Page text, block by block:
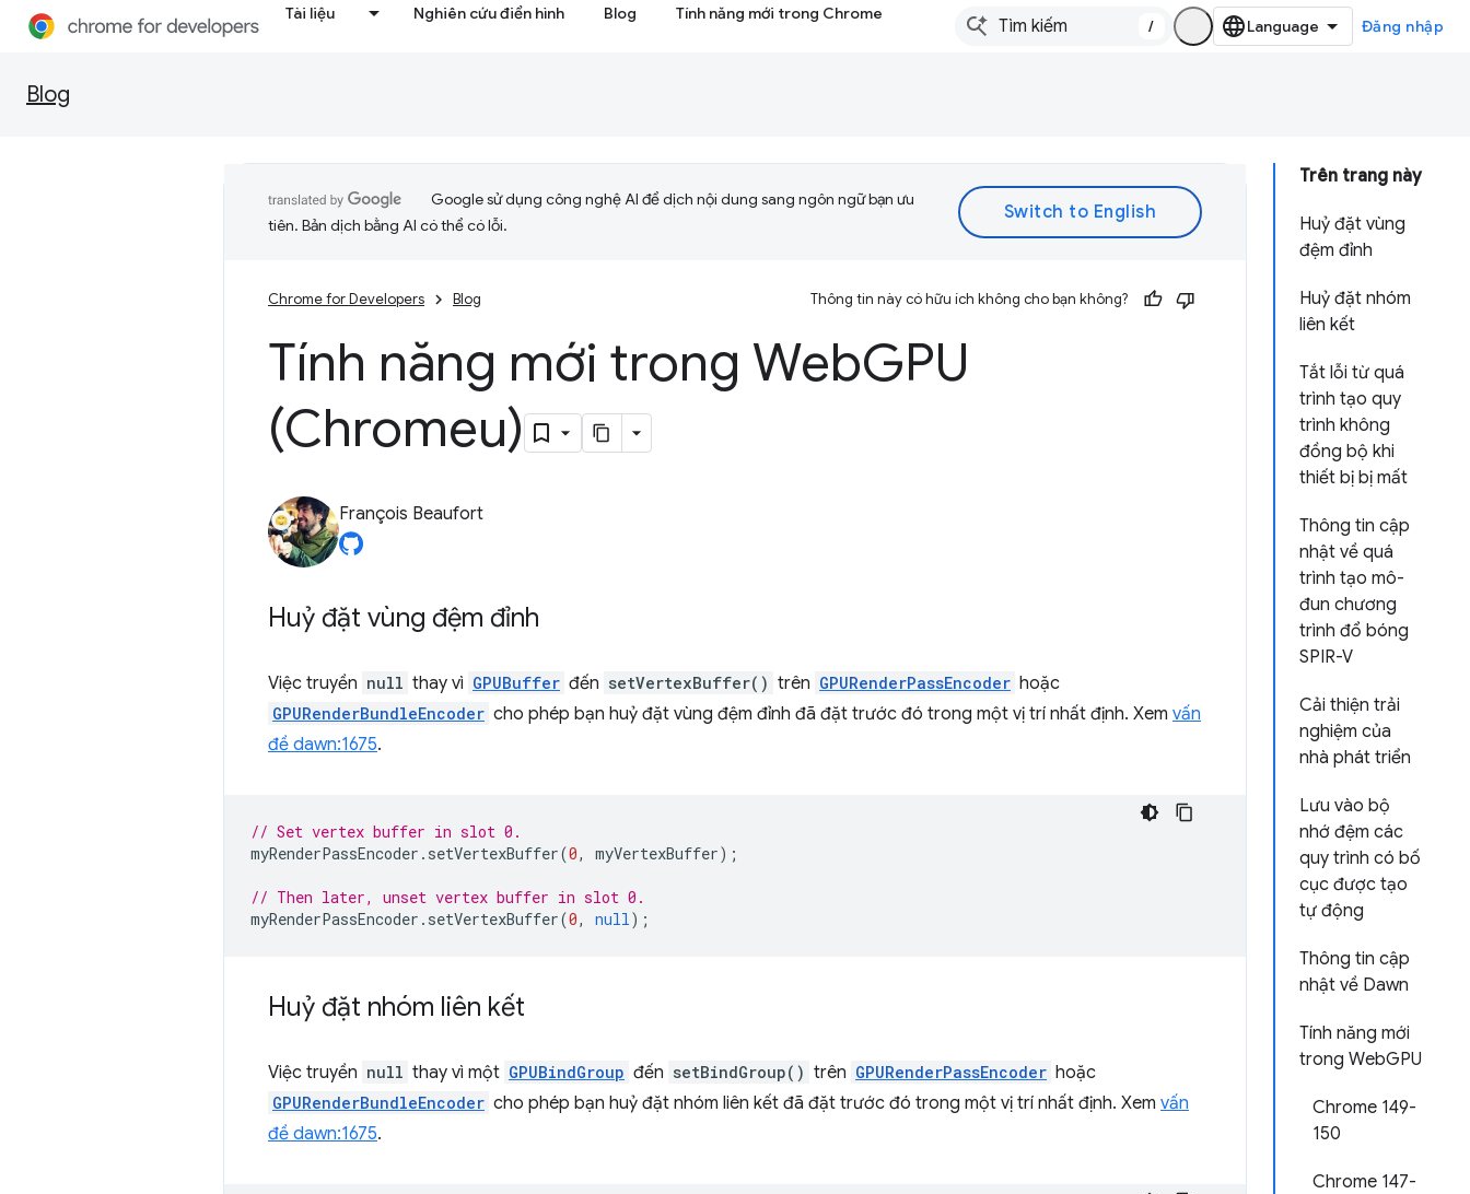
Tài liệu Nghiên cứu điển hình Blog Tính năng mới trong Chrome
/ Đăng nhập
Blog
Trên trang này
Huỷ đặt vùng
đệm đỉnh
Huỷ đặt nhóm
liên kết
Tắt lỗi từ quá
trình tạo quy
trình không
đồng bộ khi
thiết bị bị mất
Thông tin cập
nhật về quá
trình tạo mô-
đun chương
trình đổ bóng
SPIR-V
Cải thiện trải
nghiệm của
nhà phát triển
Lưu vào bộ
nhớ đệm các
quy trình có bố
cục được tạo
tự động
Thông tin cập
nhật về Dawn
Tính năng mới
trong WebGPU
Chrome 149-
150
Chrome 147-
Google sử dụng công nghệ AI để dịch nội dung sang ngôn ngữ bạn ưu
tiên. Bản dịch bằng AI có thể có lỗi.
Chrome for Developers Blog Thông tin này có hữu ích không cho bạn không?
Tính năng mới trong WebGPU
(Chromeu)
François Beaufort
Huỷ đặt vùng đệm đỉnh
Việc truyền null thay vì GPUBuffer đến setVertexBuffer() trên GPURenderPassEncoder hoặc
GPURenderBundleEncoder cho phép bạn huỷ đặt vùng đệm đỉnh đã đặt trước đó trong một vị trí nhất định. Xem vấn
đề dawn:1675.
// Set vertex buffer in slot 0.
myRenderPassEncoder . setVertexBuffer(0, myVertexBuffer);
// Then later, unset vertex buffer in slot 0.
myRenderPassEncoder . setVertexBuffer(0, null);
Huỷ đặt nhóm liên kết
Việc truyền null thay vì một GPUBindGroup đến setBindGroup() trên GPURenderPassEncoder hoặc
GPURenderBundleEncoder cho phép bạn huỷ đặt nhóm liên kết đã đặt trước đó trong một vị trí nhất định. Xem vấn
đề dawn:1675.